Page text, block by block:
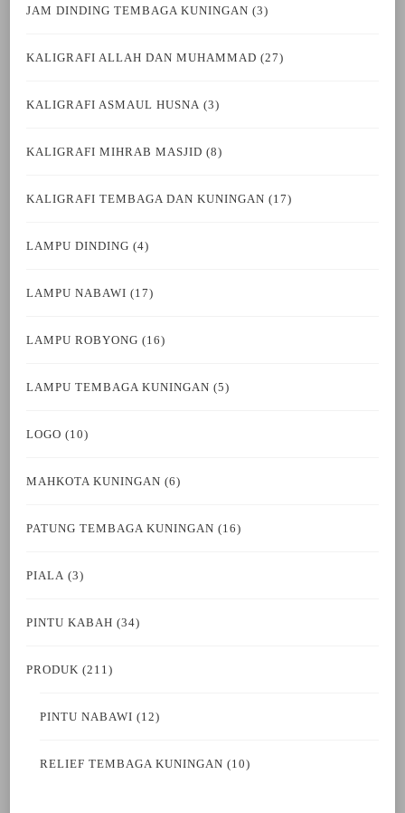
JAM DINDING TEMBAGA KUNINGAN (3)
KALIGRAFI ALLAH DAN MUHAMMAD (27)
KALIGRAFI ASMAUL HUSNA (3)
KALIGRAFI MIHRAB MASJID (8)
KALIGRAFI TEMBAGA DAN KUNINGAN (17)
LAMPU DINDING (4)
LAMPU NABAWI (17)
LAMPU ROBYONG (16)
LAMPU TEMBAGA KUNINGAN (5)
LOGO (10)
MAHKOTA KUNINGAN (6)
PATUNG TEMBAGA KUNINGAN (16)
PIALA (3)
PINTU KABAH (34)
PRODUK (211)
PINTU NABAWI (12)
RELIEF TEMBAGA KUNINGAN (10)